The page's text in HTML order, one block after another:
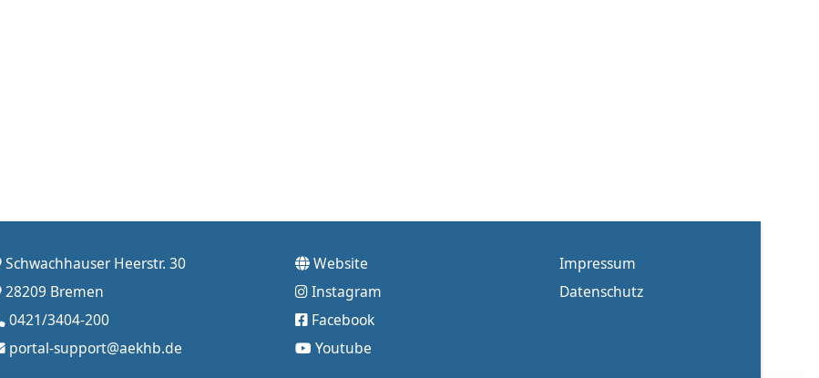
Schwachhauser Heerstr. 30
28209 Bremen
0421/3404-200
portal-support@aekhb.de
Website
Instagram
Facebook
Youtube
Impressum
Datenschutz